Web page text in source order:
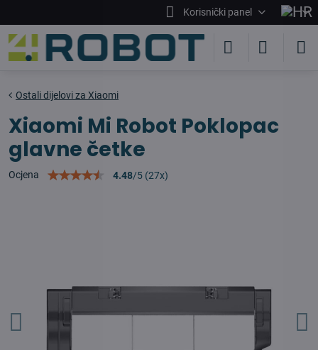
Korisnički panel
Ostali dijelovi za Xiaomi
Xiaomi Mi Robot Poklopac
glavne četke
Ocjena 4.48/5 (27x)